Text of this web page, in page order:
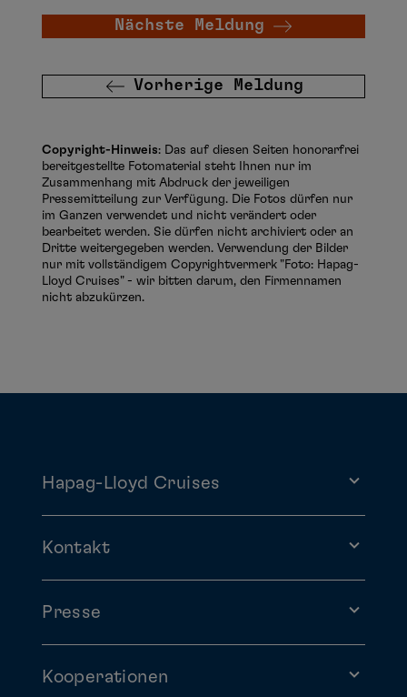
Vorherige Meldung
Nächste Meldung
Copyright-Hinweis: Das auf diesen Seiten honorarfrei
bereitgestellte Fotomaterial steht Ihnen nur im
Zusammenhang mit Abdruck der jeweiligen
Pressemitteilung zur Verfügung. Die Fotos dürfen nur
im Ganzen verwendet und nicht verändert oder
bearbeitet werden. Sie dürfen nicht archiviert oder an
Dritte weitergegeben werden. Verwendung der Bilder
nur mit vollständigem Copyrightvermerk "Foto: Hapag-
Lloyd Cruises" - wir bitten darum, den Firmennamen
nicht abzukürzen.
Hapag-Lloyd Cruises
Kontakt
Presse
Kooperationen